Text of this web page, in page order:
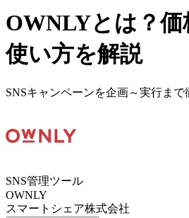
OWNLYとは？価
使い方を解説
SNSキャンペーンを企画～実行まで
SNS管理ツール
OWNLY
スマートシェア株式会社